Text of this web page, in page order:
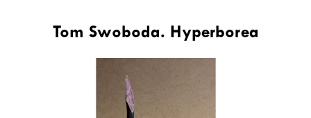
Tom Swoboda. Hyperborea